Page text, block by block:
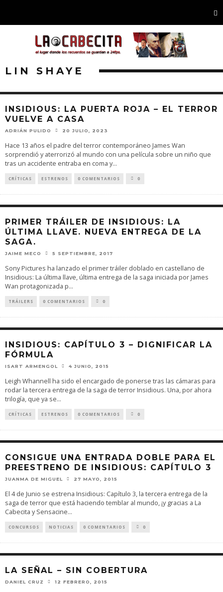
LIN SHAYE
INSIDIOUS: LA PUERTA ROJA – EL TERROR
VUELVE A CASA
ADRIÁN PULIDO 20 JULIO, 2023
Hace 13 años el padre del terror contemporáneo James Wan
sorprendió y aterrorizó al mundo con una película sobre un niño que
tras un accidente entraba en coma y...
CRÍTICAS ESTRENOS 0 COMENTARIOS 0
PRIMER TRÁILER DE INSIDIOUS: LA
ÚLTIMA LLAVE. NUEVA ENTREGA DE LA
SAGA.
JAIME MECO 5 SEPTIEMBRE, 2017
Sony Pictures ha lanzado el primer tráiler doblado en castellano de
Insidious: La última llave, última entrega de la saga iniciada por James
Wan protagonizada p...
TRÁILERS 0 COMENTARIOS 0
INSIDIOUS: CAPÍTULO 3 – DIGNIFICAR LA
FÓRMULA
ISART ARMENGOL 4 JUNIO, 2015
Leigh Whannell ha sido el encargado de ponerse tras las cámaras para
rodar la tercera entrega de la saga de terror Insidious. Una, por ahora
trilogía, que ya se...
CRÍTICAS ESTRENOS 0 COMENTARIOS 0
CONSIGUE UNA ENTRADA DOBLE PARA EL
PREESTRENO DE INSIDIOUS: CAPÍTULO 3
JUANMA DE MIGUEL 27 MAYO, 2015
El 4 de Junio se estrena Insidious: Capítulo 3, la tercera entrega de la
saga de terror que está haciendo temblar al mundo, ¡y gracias a La
Cabecita y Sensacine...
CONCURSOS NOTICIAS 0 COMENTARIOS 0
LA SEÑAL – SIN COBERTURA
DANIEL CRUZ 12 FEBRERO, 2015